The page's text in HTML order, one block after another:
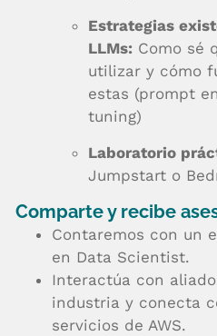
Estrategias
LLMs: Como sé
utilizar y cómo
estas (prompt
tuning)
Laboratorio
Jumpstart o
Comparte y recibe
Contaremos con un
en Data Scientist.
Interactúa con
industria y conecta
servicios de AWS.